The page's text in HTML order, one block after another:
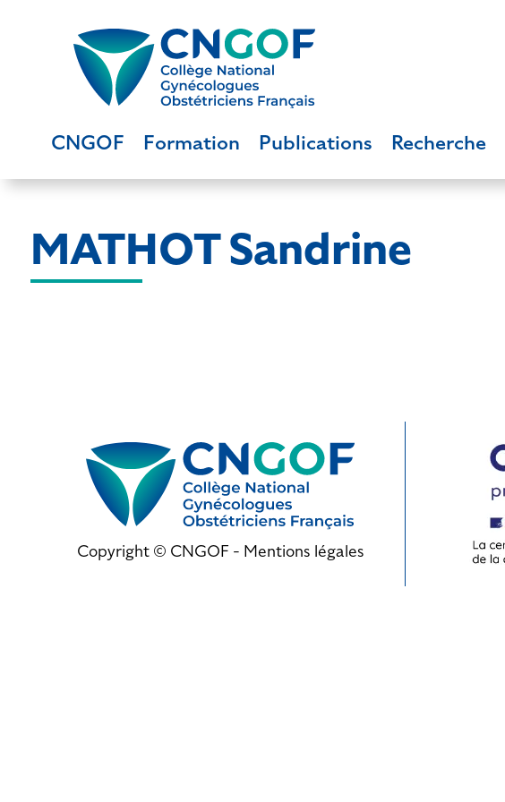
CNGOF Formation Publications Recherche
MATHOT Sandrine
Copyright © CNGOF - Mentions légales